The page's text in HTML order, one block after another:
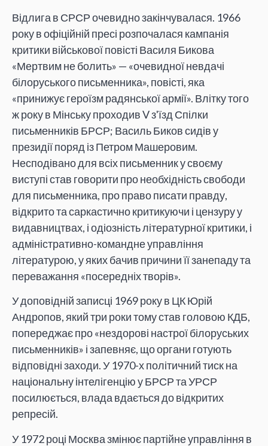
Відлига в СРСР очевидно закінчувалася. 1966
року в офіційній пресі розпочалася кампанія
критики військової повісті Василя Бикова
«Мертвим не болить» — «очевидної невдачі
білоруського письменника», повісті, яка
«принижує героїзм радянської армії». Влітку того
ж року в Мінську проходив V з'їзд Спілки
письменників БРСР; Василь Биков сидів у
президії поряд із Петром Машеровим.
Несподівано для всіх письменник у своєму
виступі став говорити про необхідність свободи
для письменника, про право писати правду,
відкрито та саркастично критикуючи і цензуру у
видавництвах, і одіозність літературної критики, і
адміністративно-командне управління
літературою, у яких бачив причини її занепаду та
переважання «посередніх творів».
У доповідній записці 1969 року в ЦК Юрій
Андропов, який три роки тому став головою КДБ,
попереджає про «нездорові настрої білоруських
письменників» і запевняє, що органи готують
відповідні заходи. У 1970-х політичний тиск на
національну інтелігенцію у БРСР та УРСР
посилюється, влада вдається до відкритих
репресій.
У 1972 році Москва змінює партійне управління в